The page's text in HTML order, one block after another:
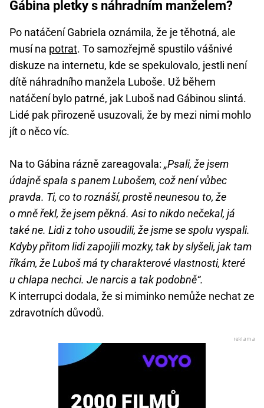
Gábina pletky s náhradním manželem?
Po natáčení Gabriela oznámila, že je těhotná, ale
musí na potrat. To samozřejmě spustilo vášnivé
diskuze na internetu, kde se spekulovalo, jestli není
dítě náhradního manžela Luboše. Už během
natáčení bylo patrné, jak Luboš nad Gábinou slintá.
Lidé pak přirozeně usuzovali, že by mezi nimi mohlo
jít o něco víc.
Na to Gábina rázně zareagovala: „Psali, že jsem
údajně spala s panem Lubošem, což není vůbec
pravda. Ti, co to roznáší, prostě neunesou to, že
o mně řekl, že jsem pěkná. Asi to nikdo nečekal, já
také ne. Lidi z toho usoudili, že jsme se spolu vyspali.
Kdyby přitom lidi zapojili mozky, tak by slyšeli, jak tam
říkám, že Luboš má ty charakterové vlastnosti, které
u chlapa nechci. Je narcis a tak podobně“.
K interrupci dodala, že si miminko nemůže nechat ze
zdravotních důvodů.